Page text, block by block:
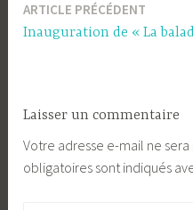
Navigation
ARTICLE PRÉCÉDENT
Inauguration de « La
Laisser un commentaire
Votre adresse e-mail ne sera
obligatoires sont indiqués